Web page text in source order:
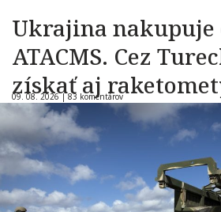
Ukrajina nakupuje
ATACMS. Cez
získať aj
09. 08. 2026 |83 komentárov